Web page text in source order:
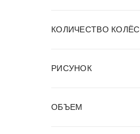
КОЛИЧЕСТВО КОЛЁС
РИСУНОК
ОБЪЕМ